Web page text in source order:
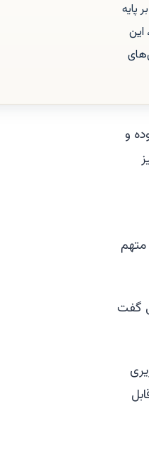
پایه
این
و
متهم
گفت